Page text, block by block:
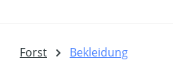
Forst Bekleidung